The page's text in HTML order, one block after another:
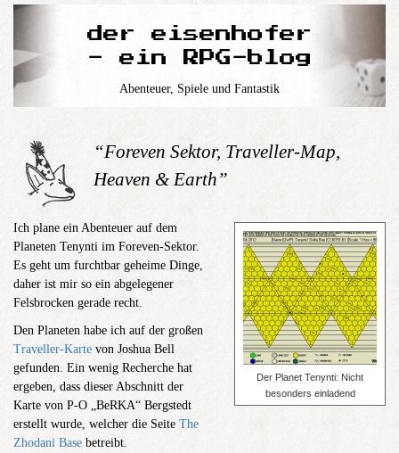
der eisenhofer
- ein RPG-blog
Abenteuer, Spiele und Fantastik
“Foreven Sektor, Traveller-Map,
Heaven & Earth”
Der Planet Tenynti: Nicht
besonders einladend
Ich plane ein Abenteuer auf dem
Planeten Tenynti im Foreven-Sektor.
Es geht um furchtbar geheime Dinge,
daher ist mir so ein abgelegener
Felsbrocken gerade recht.
Den Planeten habe ich auf der großen
Traveller-Karte von Joshua Bell
gefunden. Ein wenig Recherche hat
ergeben, dass dieser Abschnitt der
Karte von P-O „BeRKA“ Bergstedt
erstellt wurde, welcher die Seite The
Zhodani Base betreibt.